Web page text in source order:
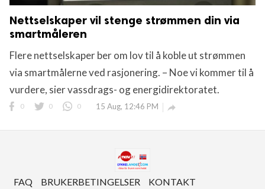
Nettselskaper vil stenge strømmen din via
smartmåleren
Flere nettselskaper ber om lov til å koble ut strømmen
via smartmålerne ved rasjonering. – Noe vi kommer til å
vurdere, sier vassdrags- og energidirektoratet.
0 0 0 15 Aug, 12:46 PM 
FAQ BRUKERBETINGELSER
KONTAKT